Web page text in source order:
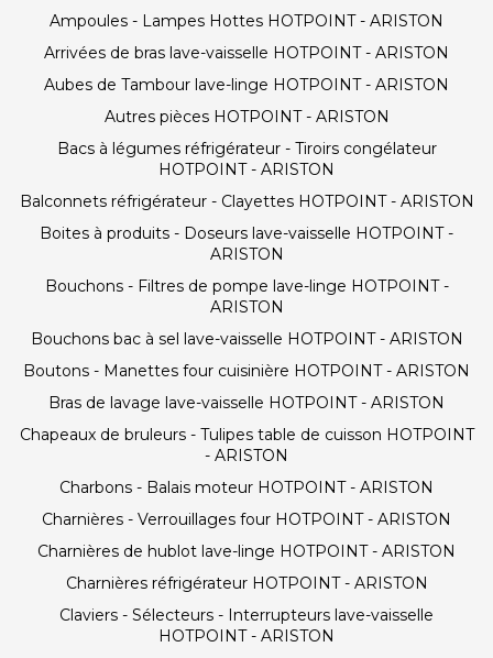
Ampoules - Lampes Hottes HOTPOINT - ARISTON
Arrivées de bras lave-vaisselle HOTPOINT - ARISTON
Aubes de Tambour lave-linge HOTPOINT - ARISTON
Autres pièces HOTPOINT - ARISTON
Bacs à légumes réfrigérateur - Tiroirs congélateur
HOTPOINT - ARISTON
Balconnets réfrigérateur - Clayettes HOTPOINT - ARISTON
Boites à produits - Doseurs lave-vaisselle HOTPOINT -
ARISTON
Bouchons - Filtres de pompe lave-linge HOTPOINT -
ARISTON
Bouchons bac à sel lave-vaisselle HOTPOINT - ARISTON
Boutons - Manettes four cuisinière HOTPOINT - ARISTON
Bras de lavage lave-vaisselle HOTPOINT - ARISTON
Chapeaux de bruleurs - Tulipes table de cuisson HOTPOINT
- ARISTON
Charbons - Balais moteur HOTPOINT - ARISTON
Charnières - Verrouillages four HOTPOINT - ARISTON
Charnières de hublot lave-linge HOTPOINT - ARISTON
Charnières réfrigérateur HOTPOINT - ARISTON
Claviers - Sélecteurs - Interrupteurs lave-vaisselle
HOTPOINT - ARISTON